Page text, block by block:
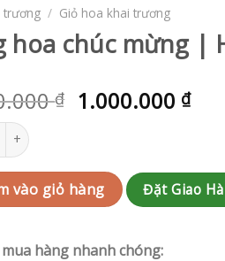
trương / Giỏ hoa khai trương
hoa chúc mừng |
₫ 1.000.000 ₫
chúc mừng | HCVLKT45 số lượng
vào giỏ hàng Đặt Giao
hàng nhanh chóng: